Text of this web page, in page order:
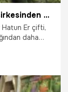
Kimsenin aklına gelmez! Reçeli ve sirkesinden sonra şimdi de turşusu yapıldı
Hatun Er çifti,
daha
hazırladığı